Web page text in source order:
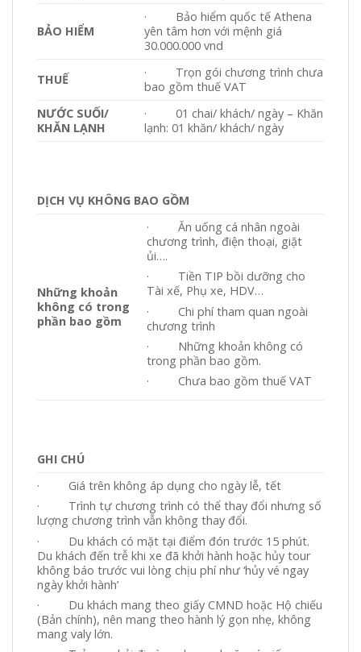
BẢO HIỂM
· Bảo hiểm quốc tế Athena
yên tâm hơn với mệnh giá
30.000.000 vnd
THUẾ
· Trọn gói chương trình chưa
bao gồm thuế VAT
NƯỚC SUỐI/
KHĂN LẠNH
· 01 chai/ khách/ ngày – Khăn
lạnh: 01 khăn/ khách/ ngày
DỊCH VỤ KHÔNG BAO GỒM
Những khoản
không có trong
phần bao gồm
· Ăn uống cá nhân ngoài
chương trình, điện thoại, giặt
ủi….
· Tiền TIP bồi dưỡng cho
Tài xế, Phụ xe, HDV…
· Chi phí tham quan ngoài
chương trình
· Những khoản không có
trong phần bao gồm.
· Chưa bao gồm thuế VAT
GHI CHÚ
· Giá trên không áp dụng cho ngày lễ, tết
· Trình tự chương trình có thể thay đổi nhưng số
lượng chương trình vẫn không thay đổi.
· Du khách có mặt tại điểm đón trước 15 phút.
Du khách đến trễ khi xe đã khởi hành hoặc hủy tour
không báo trước vui lòng chịu phí như ‘hủy vé ngay
ngày khởi hành’
· Du khách mang theo giấy CMND hoặc Hộ chiếu
(Bản chính), nên mang theo hành lý gọn nhẹ, không
mang valy lớn.